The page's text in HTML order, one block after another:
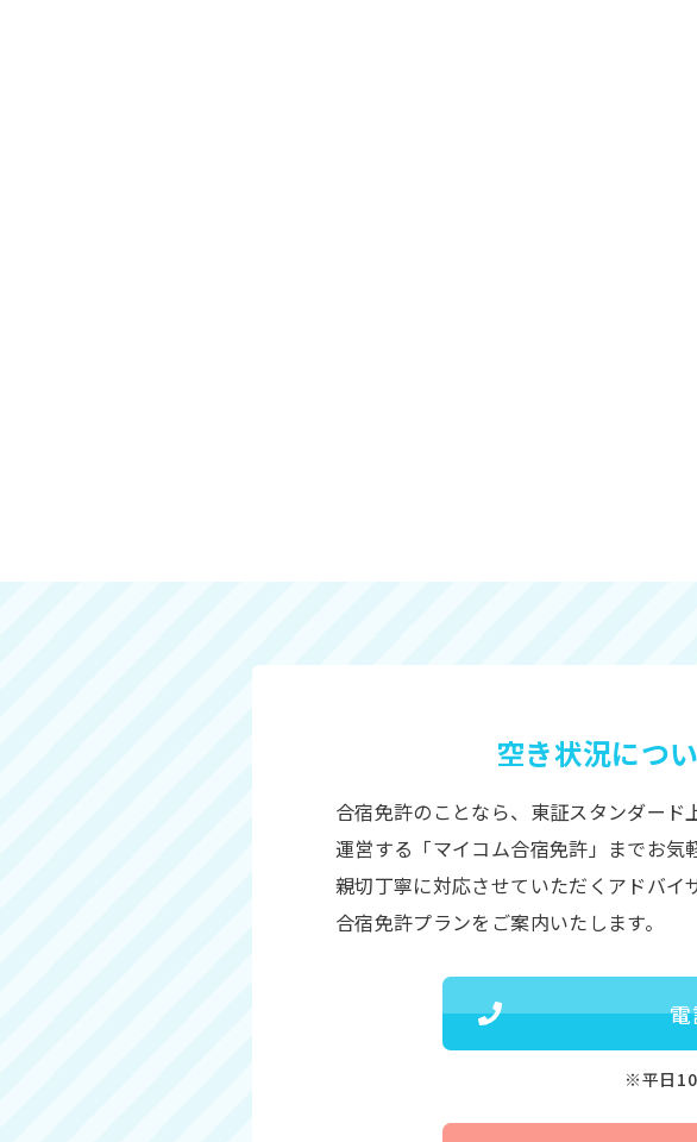
空き状況につ
合宿免許のことなら、東証スタンダー
運営する「マイコム合宿免許」までお気
親切丁寧に対応させていただくアドバ
合宿免許プランをご案内いたします。
※平日